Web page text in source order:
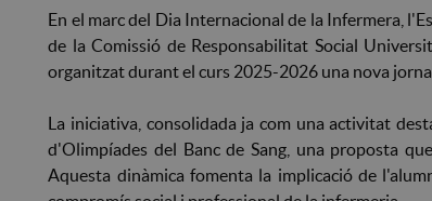
En el marc del Dia Internacional de la Infermera,
de la Comissió de Responsabilitat Social
organitzat durant el curs 2025-2026 una nova
La iniciativa, consolidada ja com una activitat
d'Olimpíades del Banc de Sang, una proposta
Aquesta dinàmica fomenta la implicació de